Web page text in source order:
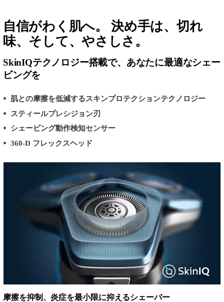
自信がわく肌へ。 決め手は、切れ
味、そして、やさしさ。
SkinIQテクノロジー搭載で、あなたに最適なシェー
ビングを
肌との摩擦を低減するスキンプロテクションテクノロジー
スティールプレシジョン刃
シェービング動作検知センサー
360-D フレックスヘッド
摩擦を抑制、炎症を最小限に抑えるシェーバー